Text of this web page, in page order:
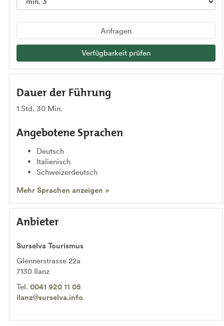
Anfragen
Verfügbarkeit prüfen
Dauer der Führung
1 Std. 30 Min.
Angebotene Sprachen
Deutsch
Italienisch
Schweizerdeutsch
Mehr Sprachen anzeigen »
Anbieter
Surselva Tourismus
Glennerstrasse 22a
7130 Ilanz
Tel. 0041 920 11 05
ilanz@surselva.info